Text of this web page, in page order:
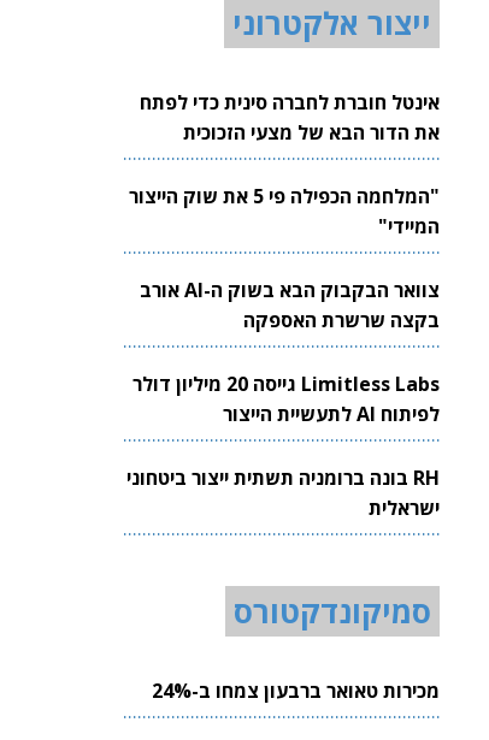
ייצור אלקטרוני
אינטל חוברת לחברה סינית כדי לפתח
את הדור הבא של מצעי הזכוכית
לשבבים
"המלחמה הכפילה פי 5 את שוק הייצור
המיידי"
צוואר הבקבוק הבא בשוק ה-AI אורב
בקצה שרשרת האספקה
Limitless Labs גייסה 20 מיליון דולר
לפיתוח AI לתעשיית הייצור
RH בונה ברומניה תשתית ייצור ביטחוני
ישראלית
סמיקונדקטורס
מכירות טאואר ברבעון צמחו ב-24%